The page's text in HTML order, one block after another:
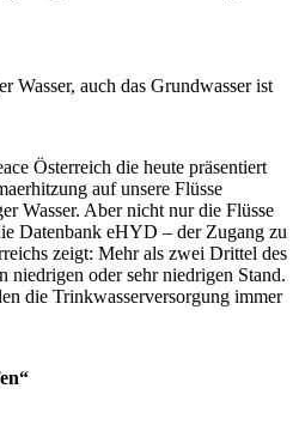
Wasser, auch das Grundwasser ist
Österreich die heute präsentiert
auf unsere Flüsse
Wasser. Aber nicht nur die Flüsse
Datenbank eHYD – der Zugang zu
zeigt: Mehr als zwei Drittel des
niedrigen oder sehr niedrigen Stand.
die Trinkwasserversorgung immer